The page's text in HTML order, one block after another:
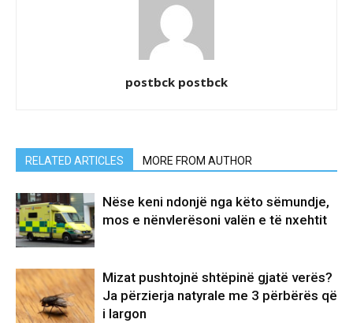
postbck postbck
RELATED ARTICLES MORE FROM AUTHOR
Nëse keni ndonjë nga këto sëmundje,
mos e nënvlerësoni valën e të nxehtit
Mizat pushtojnë shtëpinë gjatë verës?
Ja përzierja natyrale me 3 përbërës që
i largon